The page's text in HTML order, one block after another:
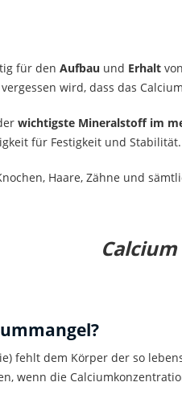
für den Aufbau und Erhalt von
wird, dass das
wichtigste Mineralstoff im
für Festigkeit und
Haare, Zähne und
Calcium
fehlt dem Körper der so
wenn die